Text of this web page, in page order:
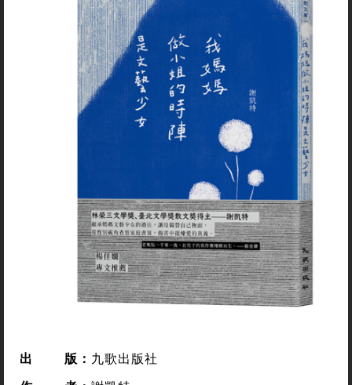
出 版： 九歌出版社